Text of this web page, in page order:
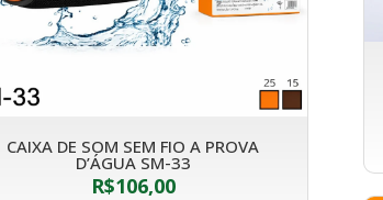
CAIXA DE SOM SEM FIO A PROVA
D’ÁGUA SM-33
R$106,00